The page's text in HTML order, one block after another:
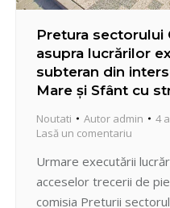
Pretura sectorului
asupra lucrărilor
subteran din
Mare și Sfânt cu
Noutati Autor admin
4
Lasă un comentariu
Urmare executării
acceselor trecerii de
comisia Preturii